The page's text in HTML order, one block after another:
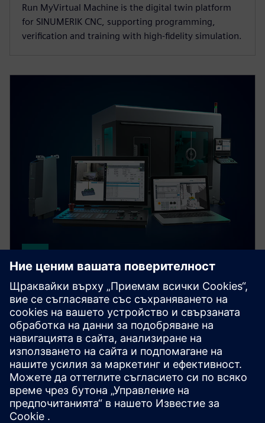
Run MyVirtual Machine is the digital twin platform
for SINUMERIK CNC, supporting programming,
verification and training with high‑fidelity simulation.
SINUMERIK
SINUMERIK ONE
SINUMERIK ONE е ЦПУ, което максимизира
производителността на металорежещите
машини. Внедрявайте иновации по-бързо с
безпроблемно взаимодействие между
виртуалния и реалния свят